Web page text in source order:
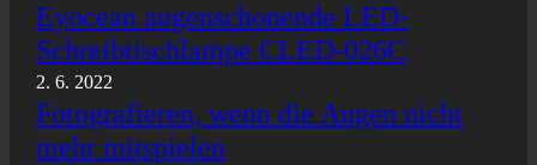
Eyocean augenschonende LED-
Schreibtischlampe CLED-026C
2. 6. 2022
Fotografieren, wenn die Augen nicht
mehr mitspielen